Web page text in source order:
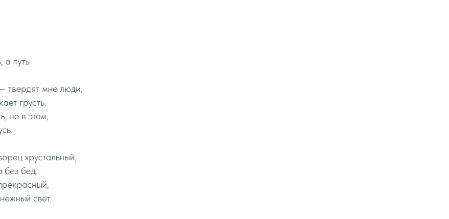
а путь
твердят мне люди,
грусть.
не в этом,
хрустальный,
без бед.
свет.